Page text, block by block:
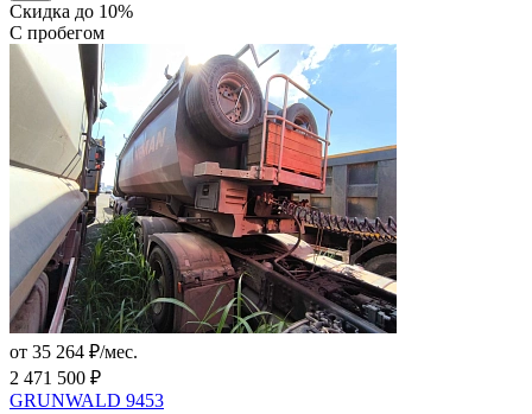
Скидка до 10%
С пробегом
от 35 264 ₽/мес.
2 471 500 ₽
GRUNWALD 9453